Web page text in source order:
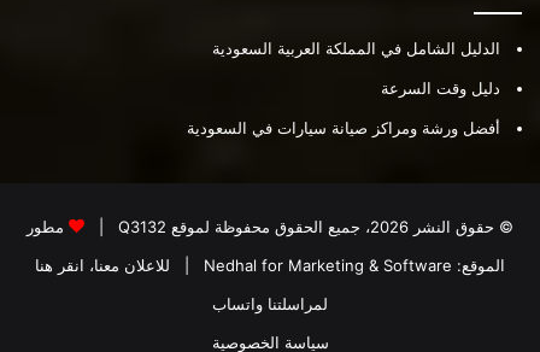
الدليل الشامل في المملكة العربية السعودية
دليل وقت السرعة
أفضل ورشة ومراكز صيانة سيارات في السعودية
© حقوق النشر 2026، جميع الحقوق محفوظة لموقع Q3132
مطور
الموقع: Nedhal for Marketing & Software
للاعلان معنا، انقر هنا
لمراسلتنا واتساب
سياسة الخصوصية